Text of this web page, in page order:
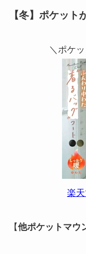
【冬】ポケット
＼ポケ
楽
【他ポケットマウ